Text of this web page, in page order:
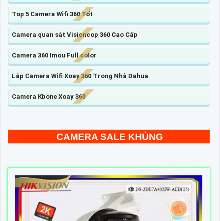
Top 5 Camera Wifi 360 Tốt
Camera quan sát Visioncop 360 Cao Cấp
Camera 360 Imou Full color
Lắp Camera Wifi Xoay 360 Trong Nhà Dahua
Camera Kbone Xoay 360
CAMERA SALE KHỦNG